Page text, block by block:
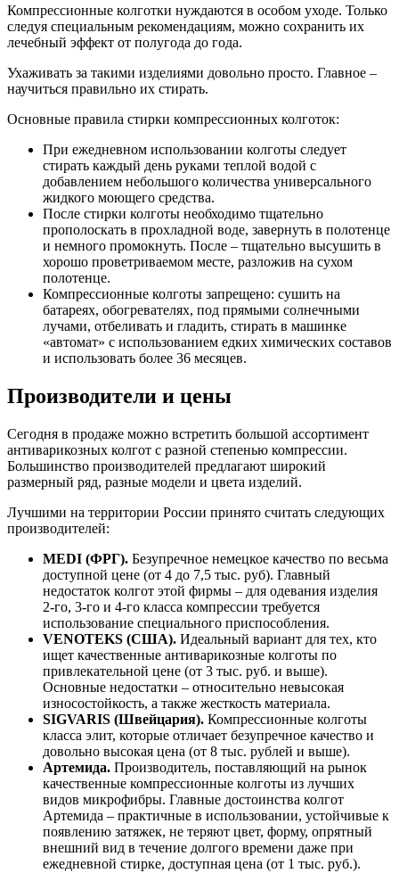
Компрессионные колготки нуждаются в особом уходе. Только
следуя специальным рекомендациям, можно сохранить их
лечебный эффект от полугода до года.
Ухаживать за такими изделиями довольно просто. Главное –
научиться правильно их стирать.
Основные правила стирки компрессионных колготок:
При ежедневном использовании колготы следует
стирать каждый день руками теплой водой с
добавлением небольшого количества универсального
жидкого моющего средства.
После стирки колготы необходимо тщательно
прополоскать в прохладной воде, завернуть в полотенце
и немного промокнуть. После – тщательно высушить в
хорошо проветриваемом месте, разложив на сухом
полотенце.
Компрессионные колготы запрещено: сушить на
батареях, обогревателях, под прямыми солнечными
лучами, отбеливать и гладить, стирать в машинке
«автомат» с использованием едких химических составов
и использовать более 36 месяцев.
Производители и цены
Сегодня в продаже можно встретить большой ассортимент
антиварикозных колгот с разной степенью компрессии.
Большинство производителей предлагают широкий
размерный ряд, разные модели и цвета изделий.
Лучшими на территории России принято считать следующих
производителей:
MEDI (ФРГ). Безупречное немецкое качество по весьма
доступной цене (от 4 до 7,5 тыс. руб). Главный
недостаток колгот этой фирмы – для одевания изделия
2-го, 3-го и 4-го класса компрессии требуется
использование специального приспособления.
VENOTEKS (США). Идеальный вариант для тех, кто
ищет качественные антиварикозные колготы по
привлекательной цене (от 3 тыс. руб. и выше).
Основные недостатки – относительно невысокая
износостойкость, а также жесткость материала.
SIGVARIS (Швейцария). Компрессионные колготы
класса элит, которые отличает безупречное качество и
довольно высокая цена (от 8 тыс. рублей и выше).
Артемида. Производитель, поставляющий на рынок
качественные компрессионные колготы из лучших
видов микрофибры. Главные достоинства колгот
Артемида – практичные в использовании, устойчивые к
появлению затяжек, не теряют цвет, форму, опрятный
внешний вид в течение долгого времени даже при
ежедневной стирке, доступная цена (от 1 тыс. руб.).